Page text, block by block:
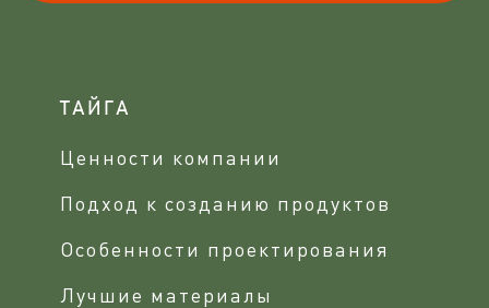
ТАЙГА
Ценности компании
Подход к созданию продуктов
Особенности проектирования
Лучшие материалы